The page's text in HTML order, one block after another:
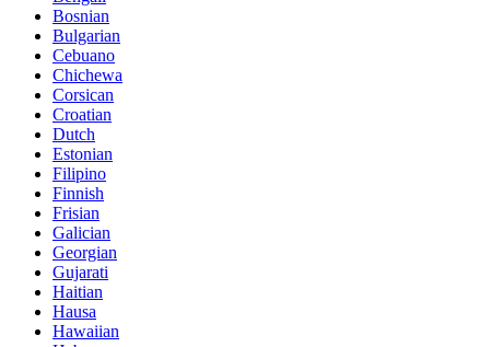
Bosnian
Bulgarian
Cebuano
Chichewa
Corsican
Croatian
Dutch
Estonian
Filipino
Finnish
Frisian
Galician
Georgian
Gujarati
Haitian
Hausa
Hawaiian